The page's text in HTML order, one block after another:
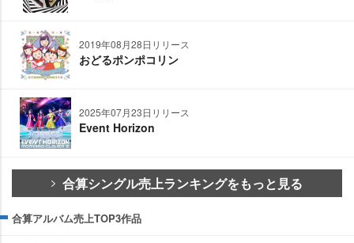
2019年08月28日リリース
おどるポンポコリン
2025年07月23日リリース
Event Horizon
合算シングル売上ランキングをもっと見る
合算アルバム売上TOP3作品